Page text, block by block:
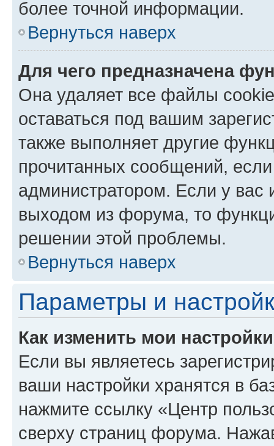
более точной информации.
Вернуться наверх
Для чего предназначена
Она удаляет все файлы
оставаться под вашим
также выполняет другие
прочитанных сообщений,
администратором. Если у
выходом из форума, то
решении этой проблемы.
Вернуться наверх
Параметры и
Как изменить мои
Если вы являетесь
ваши настройки хранятся в
нажмите ссылку «Центр
сверху страниц форума.